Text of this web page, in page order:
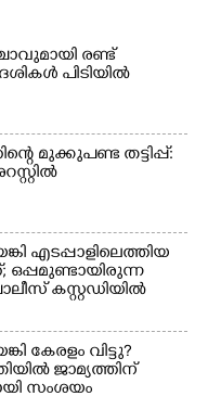
രണ്ട്
പിടിയിൽ
മുക്കുപണ്ട തട്ടിപ്പ്:
എടപ്പാളിലെത്തിയ
കസ്റ്റഡിയിൽ
കേരളം വിട്ടു?
ജാമ്യത്തിന്
സംശയം